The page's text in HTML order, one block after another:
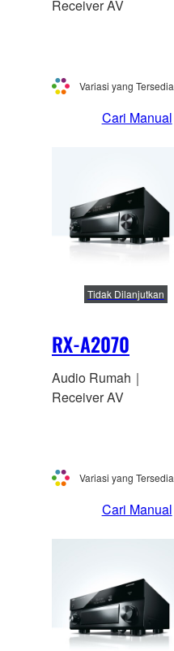
Receiver AV
Variasi yang Tersedia
Cari Manual
RX-A2070
Tidak Dilanjutkan
Audio Rumah｜
Receiver AV
Variasi yang Tersedia
Cari Manual